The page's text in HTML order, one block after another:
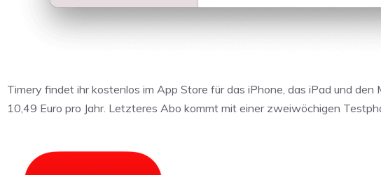
Timery findet ihr kostenlos im App Store für das iPhone, das iPad und
10,49 Euro pro Jahr. Letzteres Abo kommt mit einer zweiwöchigen